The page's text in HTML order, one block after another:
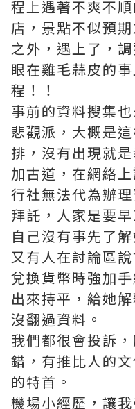
程上遇著不爽不
店，景點不似預
之外，遇上了，
眼在雞毛蒜皮的
程！！
事前的資料搜集
悲觀派，大概是
排，沒有出現就
加古道，在網絡
行社無法代為辦
拜託，人家是要
自己沒有事先了
又有人在討論區
兌換貨幣時強加
出來持平，給她
沒翻過資料。
我們都很會投訴
錯，有推比人的
的特首。
機場小經歷，讓